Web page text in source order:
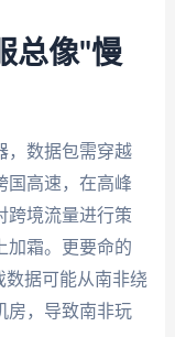
总像"慢
，数据包需穿越
国高速，在高峰
跨境流量进行策
加霜。更要命的
据可能从南非绕
房，导致南非玩